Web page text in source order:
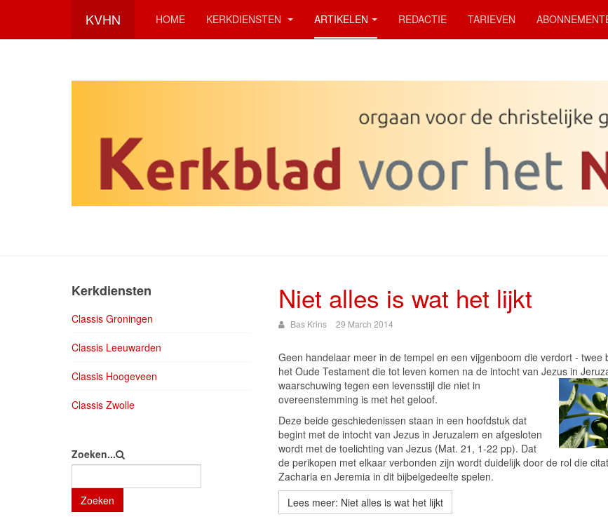
KVHN HOME KERKDIENSTEN ARTIKELEN REDACTIE TARIEVEN
Niet alles is wat het lijkt
Bas Krins 29 March 2014
Geen handelaar meer in de tempel en een vijgenboom die verdort - twee
het Oude Testament die tot leven komen na de intocht van Jezus in
waarschuwing tegen een levensstijl die niet in
overeenstemming is met het geloof.
Deze beide geschiedenissen staan in een hoofdstuk dat
begint met de intocht van Jezus in Jeruzalem en afgesloten
wordt met de toelichting van Jezus (Mat. 21, 1-22 pp). Dat
de perikopen met elkaar verbonden zijn wordt duidelijk door de rol die
Zacharia en Jeremia in dit bijbelgedeelte spelen.
Lees meer: Niet alles is wat het lijkt
Kerkdiensten
Classis Groningen
Classis Leeuwarden
Classis Hoogeveen
Classis Zwolle
Zoeken...
Zoeken